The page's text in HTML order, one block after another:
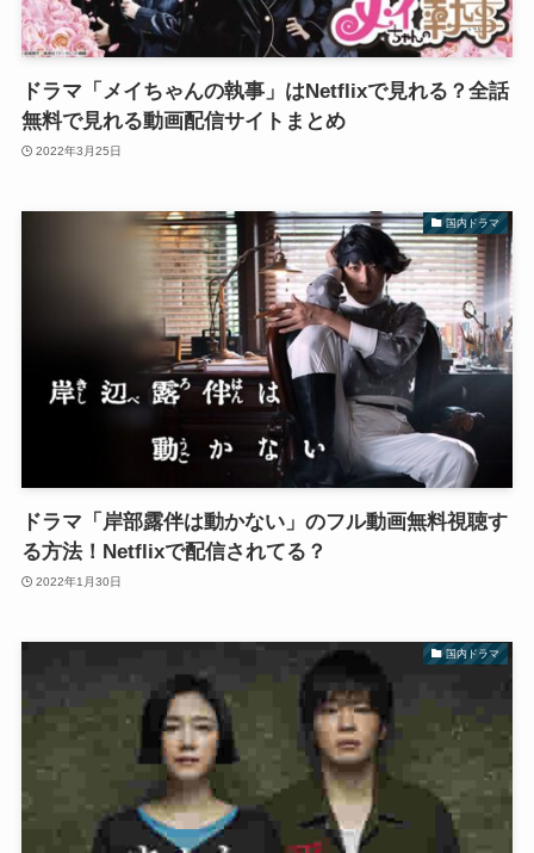
ドラマ「メイちゃんの執事」はNetflixで見れる？全話
無料で見れる動画配信サイトまとめ
2022年3月25日
国内ドラマ
ドラマ「岸部露伴は動かない」のフル動画無料視聴す
る方法！Netflixで配信されてる？
2022年1月30日
国内ドラマ